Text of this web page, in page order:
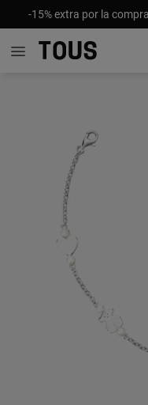
-15% extra por la